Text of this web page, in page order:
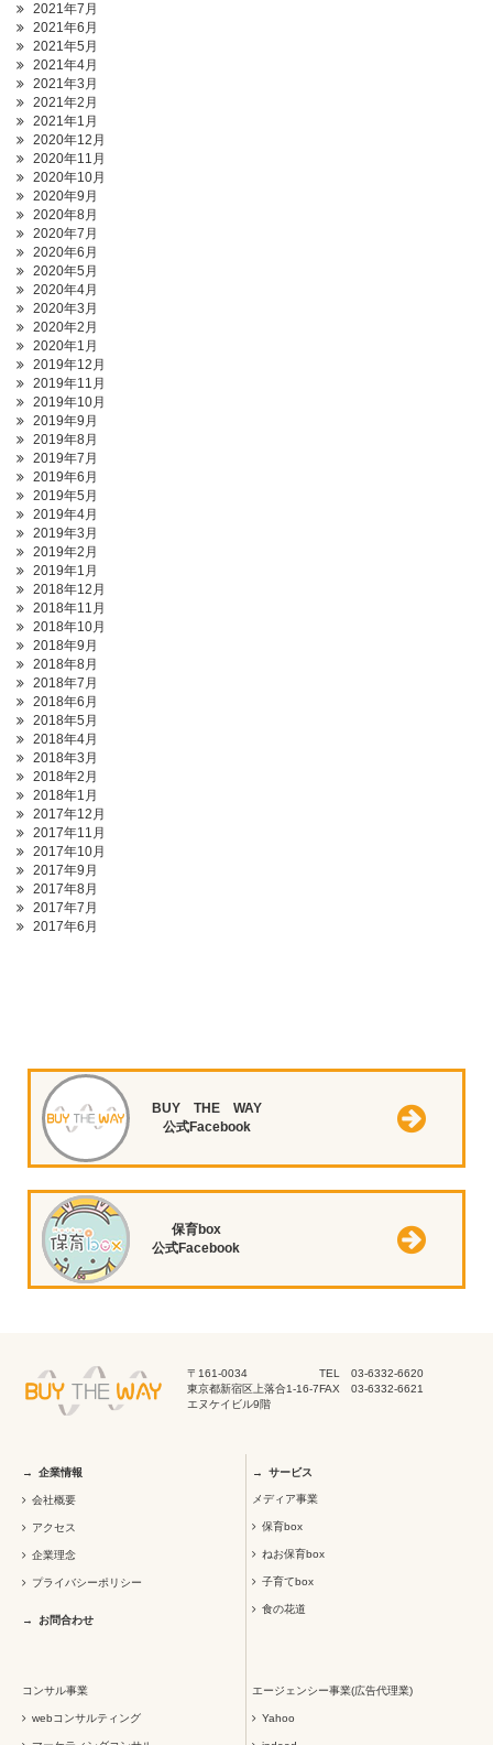
2021年7月
2021年6月
2021年5月
2021年4月
2021年3月
2021年2月
2021年1月
2020年12月
2020年11月
2020年10月
2020年9月
2020年8月
2020年7月
2020年6月
2020年5月
2020年4月
2020年3月
2020年2月
2020年1月
2019年12月
2019年11月
2019年10月
2019年9月
2019年8月
2019年7月
2019年6月
2019年5月
2019年4月
2019年3月
2019年2月
2019年1月
2018年12月
2018年11月
2018年10月
2018年9月
2018年8月
2018年7月
2018年6月
2018年5月
2018年4月
2018年3月
2018年2月
2018年1月
2017年12月
2017年11月
2017年10月
2017年9月
2017年8月
2017年7月
2017年6月
BUY THE WAY
公式Facebook
保育box
公式Facebook
〒161-0034
東京都新宿区上落合1-16-7
エヌケイビル9階
TEL 03-6332-6620
FAX 03-6332-6621
企業情報
会社概要
アクセス
企業理念
プライバシーポリシー
お問合わせ
サービス
メディア事業
保育box
ねお保育box
子育てbox
食の花道
コンサル事業
webコンサルティング
エージェンシー事業(広告代理業)
Yahoo